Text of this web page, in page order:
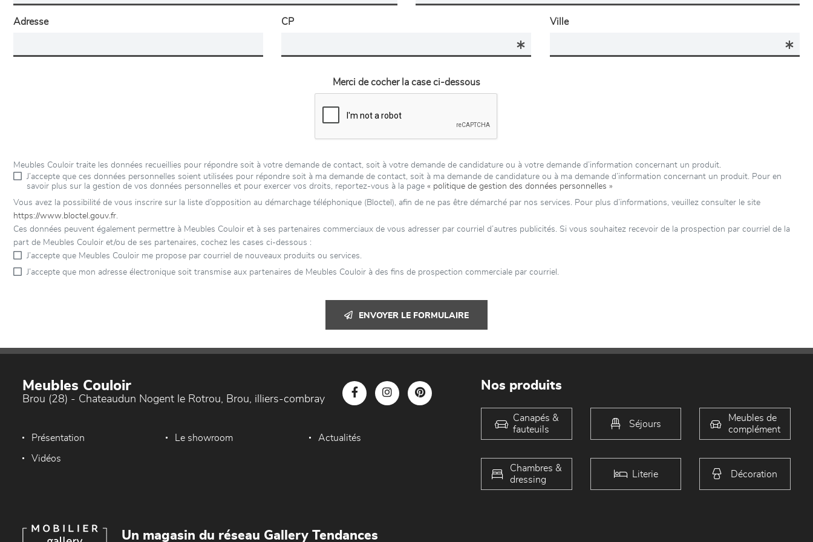
Adresse CP Ville
Merci de cocher la case ci-dessous
Meubles Couloir traite les données recueillies pour répondre soit à votre demande de contact, soit à votre demande de candidature ou à votre demande d’information concernant un produit.
J’accepte que ces données personnelles soient utilisées pour répondre soit à ma demande de contact, soit à ma demande de candidature ou à ma demande d’information concernant un produit. Pour en
savoir plus sur la gestion de vos données personnelles et pour exercer vos droits, reportez-vous à la page « politique de gestion des données personnelles »
Vous avez la possibilité de vous inscrire sur la liste d’opposition au démarchage téléphonique (Bloctel), afin de ne pas être démarché par nos services. Pour plus d’informations, veuillez consulter le site
https://www.bloctel.gouv.fr.
Ces données peuvent également permettre à Meubles Couloir et à ses partenaires commerciaux de vous adresser par courriel d’autres publicités. Si vous souhaitez recevoir de la prospection par courriel de la
part de Meubles Couloir et/ou de ses partenaires, cochez les cases ci-dessous :
J’accepte que Meubles Couloir me propose par courriel de nouveaux produits ou services.
J’accepte que mon adresse électronique soit transmise aux partenaires de Meubles Couloir à des fins de prospection commerciale par courriel.
ENVOYER LE FORMULAIRE
Meubles Couloir
Brou (28) - Chateaudun Nogent le Rotrou, Brou, illiers-combray
Présentation Le showroom Actualités
Vidéos
Nos produits
Canapés &
fauteuils
Séjours
Meubles de
complément
Chambres &
dressing
Literie Décoration
Un magasin du réseau Gallery Tendances